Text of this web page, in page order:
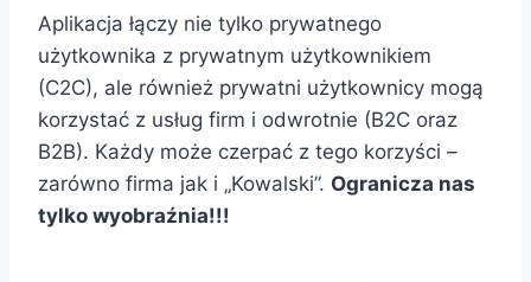
Aplikacja łączy nie tylko prywatnego
użytkownika z prywatnym użytkownikiem
(C2C), ale również prywatni użytkownicy mogą
korzystać z usług firm i odwrotnie (B2C oraz
B2B). Każdy może czerpać z tego korzyści –
zarówno firma jak i „Kowalski”. Ogranicza nas
tylko wyobraźnia!!!